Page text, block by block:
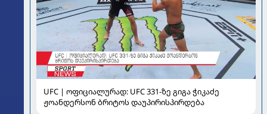
UFC | ოფიციალურად: UFC 331-ზე გიგა ჭიკაძე
ჟოანდერსონ ბრიტოს დაუპირისპირდება